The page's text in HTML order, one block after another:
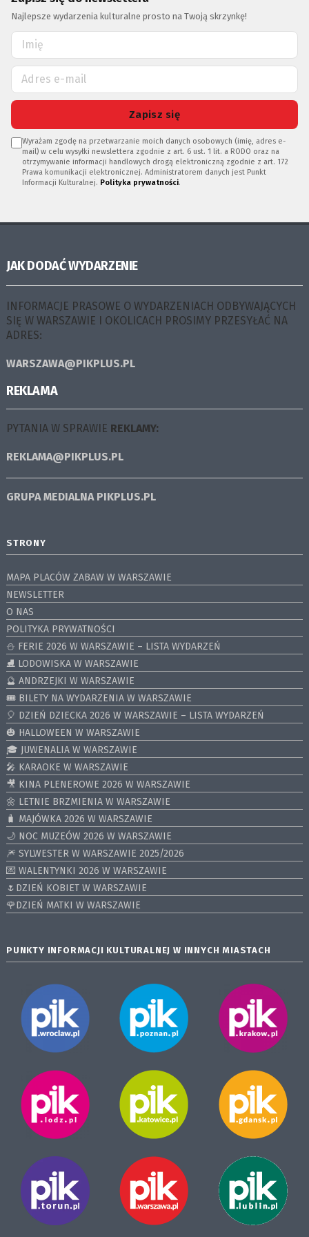
Najlepsze wydarzenia kulturalne prosto na Twoją skrzynkę!
Zapisz się
Wyrażam zgodę na przetwarzanie moich danych osobowych (imię, adres e-
mail) w celu wysyłki newslettera zgodnie z art. 6 ust. 1 lit. a RODO oraz na
otrzymywanie informacji handlowych drogą elektroniczną zgodnie z art. 172
Prawa komunikacji elektronicznej. Administratorem danych jest Punkt
Informacji Kulturalnej. Polityka prywatności.
JAK DODAĆ WYDARZENIE
INFORMACJE PRASOWE O WYDARZENIACH ODBYWAJĄCYCH
SIĘ W WARSZAWIE I OKOLICACH PROSIMY PRZESYŁAĆ NA
ADRES:
WARSZAWA@PIKPLUS.PL
REKLAMA
PYTANIA W SPRAWIE REKLAMY:
REKLAMA@PIKPLUS.PL
GRUPA MEDIALNA PIKPLUS.PL
STRONY
MAPA PLACÓW ZABAW W WARSZAWIE
NEWSLETTER
O NAS
POLITYKA PRYWATNOŚCI
⛄️ FERIE 2026 W WARSZAWIE – LISTA WYDARZEŃ
⛸ LODOWISKA W WARSZAWIE
🔮 ANDRZEJKI W WARSZAWIE
🎟️ BILETY NA WYDARZENIA W WARSZAWIE
🎈 DZIEŃ DZIECKA 2026 W WARSZAWIE – LISTA WYDARZEŃ
🎃 HALLOWEEN W WARSZAWIE
🎓 JUWENALIA W WARSZAWIE
🎤 KARAOKE W WARSZAWIE
🎥 KINA PLENEROWE 2026 W WARSZAWIE
🌼 LETNIE BRZMIENIA W WARSZAWIE
🧳 MAJÓWKA 2026 W WARSZAWIE
🌙 NOC MUZEÓW 2026 W WARSZAWIE
🎆 SYLWESTER W WARSZAWIE 2025/2026
💌 WALENTYNKI 2026 W WARSZAWIE
🌷DZIEŃ KOBIET W WARSZAWIE
🌹DZIEŃ MATKI W WARSZAWIE
PUNKTY INFORMACJI KULTURALNEJ W INNYCH MIASTACH